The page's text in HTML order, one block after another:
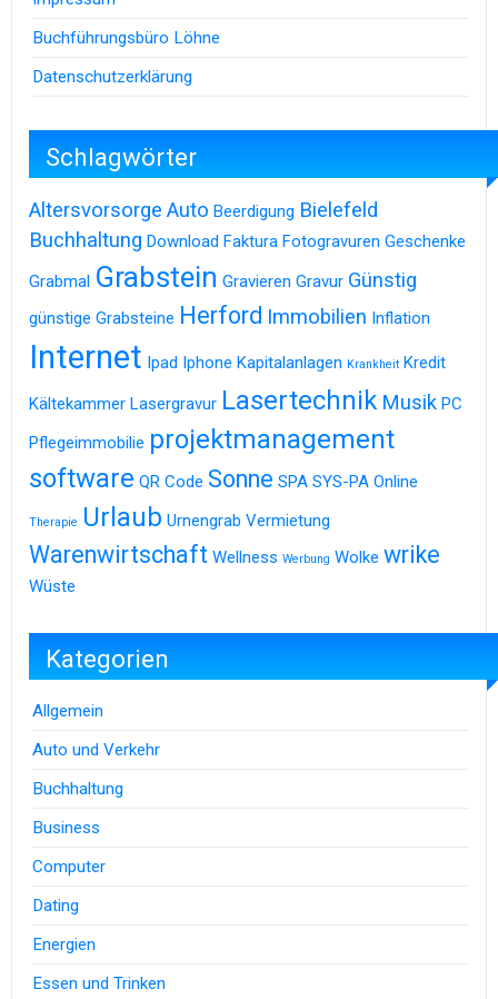
Buchführungsbüro Löhne
Datenschutzerklärung
Schlagwörter
Altersvorsorge Auto Beerdigung Bielefeld
Buchhaltung Download Faktura Fotogravuren Geschenke
Grabmal Grabstein Gravieren Gravur Günstig
günstige Grabsteine Herford Immobilien Inflation
Internet Ipad Iphone Kapitalanlagen Krankheit Kredit
Kältekammer Lasergravur Lasertechnik Musik PC
Pflegeimmobilie projektmanagement
software QR Code Sonne SPA SYS-PA Online
Therapie Urlaub Urnengrab Vermietung
Warenwirtschaft Wellness Werbung Wolke wrike
Wüste
Kategorien
Allgemein
Auto und Verkehr
Buchhaltung
Business
Computer
Dating
Energien
Essen und Trinken